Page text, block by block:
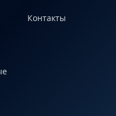
Контакты